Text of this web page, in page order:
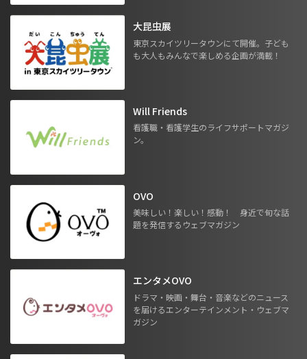
大昆虫展
東京スカイツリータウンにて開催。子ども
も大人もみんなで楽しめる企画が満載！
Will Friends
看護職・看護学生のライフサポートマガジ
ン。
OVO
美味しい！楽しい！感動！ 身近で旬な話
題を発信するウェブマガジン
エンタメOVO
ドラマ・映画・舞台・音楽などのニュース
を届けるエンターテインメント・ウェブマ
ガジン